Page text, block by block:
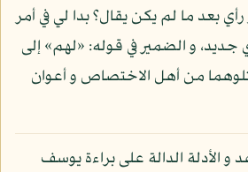
بعد ما لم يكن يقال؟ بدا لي في أمر
و الضمير في قوله: «لهم» إلى
من أهل الاختصاص و أعوان
و الأدلة الدالة على براءة يوسف